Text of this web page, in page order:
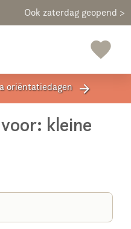
Ook zaterdag geopend >
een vrijblijvende afspraak
favorite
oriëntatiedagen arrow_forward
kleine